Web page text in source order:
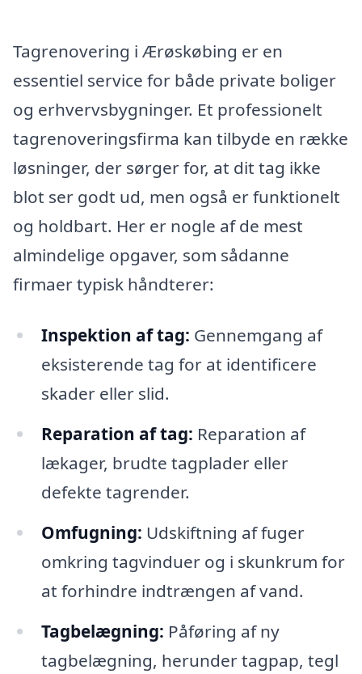
Tagrenovering i Ærøskøbing er en
essentiel service for både private boliger
og erhvervsbygninger. Et professionelt
tagrenoveringsfirma kan tilbyde en række
løsninger, der sørger for, at dit tag ikke
blot ser godt ud, men også er funktionelt
og holdbart. Her er nogle af de mest
almindelige opgaver, som sådanne
firmaer typisk håndterer:
Inspektion af tag: Gennemgang af
eksisterende tag for at identificere
skader eller slid.
Reparation af tag: Reparation af
lækager, brudte tagplader eller
defekte tagrender.
Omfugning: Udskiftning af fuger
omkring tagvinduer og i skunkrum for
at forhindre indtrængen af vand.
Tagbelægning: Påføring af ny
tagbelægning, herunder tagpap, tegl